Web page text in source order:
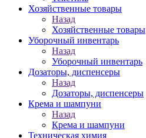
Хозяйственные товары
Назад
Хозяйственные товары
Уборочный инвентарь
Назад
Уборочный инвентарь
Дозаторы, диспенсеры
Назад
Дозаторы, диспенсеры
Крема и шампуни
Назад
Крема и шампуни
Техническая химия